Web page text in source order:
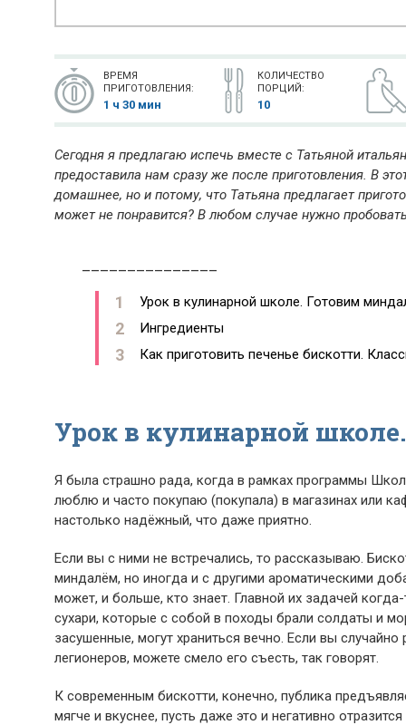
ВРЕМЯ
ПРИГОТОВЛЕНИЯ:
1 ч 30 мин
КОЛИЧЕСТВО
ПОРЦИЙ:
10
Сегодня я предлагаю испечь вместе с Татьяной
предоставила нам сразу же после приготовления. В
домашнее, но и потому, что Татьяна предлагает
может не понравится? В любом случае нужно
Урок в кулинарной школе. Готовим
Ингредиенты
Как приготовить печенье бискотти.
Урок в кулинарной
Я была страшно рада, когда в рамках программы
люблю и часто покупаю (покупала) в магазинах или
настолько надёжный, что даже приятно.
Если вы с ними не встречались, то рассказываю.
миндалём, но иногда и с другими ароматическими
может, и больше, кто знает. Главной их задачей
сухари, которые с собой в походы брали солдаты и
засушенные, могут храниться вечно. Если вы
легионеров, можете смело его съесть, так говорят.
К современным бискотти, конечно, публика
мягче и вкуснее, пусть даже это и негативно